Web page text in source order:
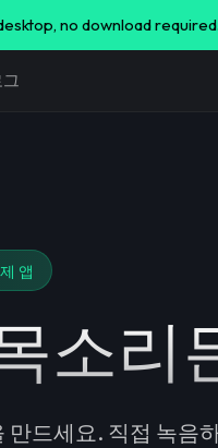
no download
앱
소리
드세요. 직접 녹음